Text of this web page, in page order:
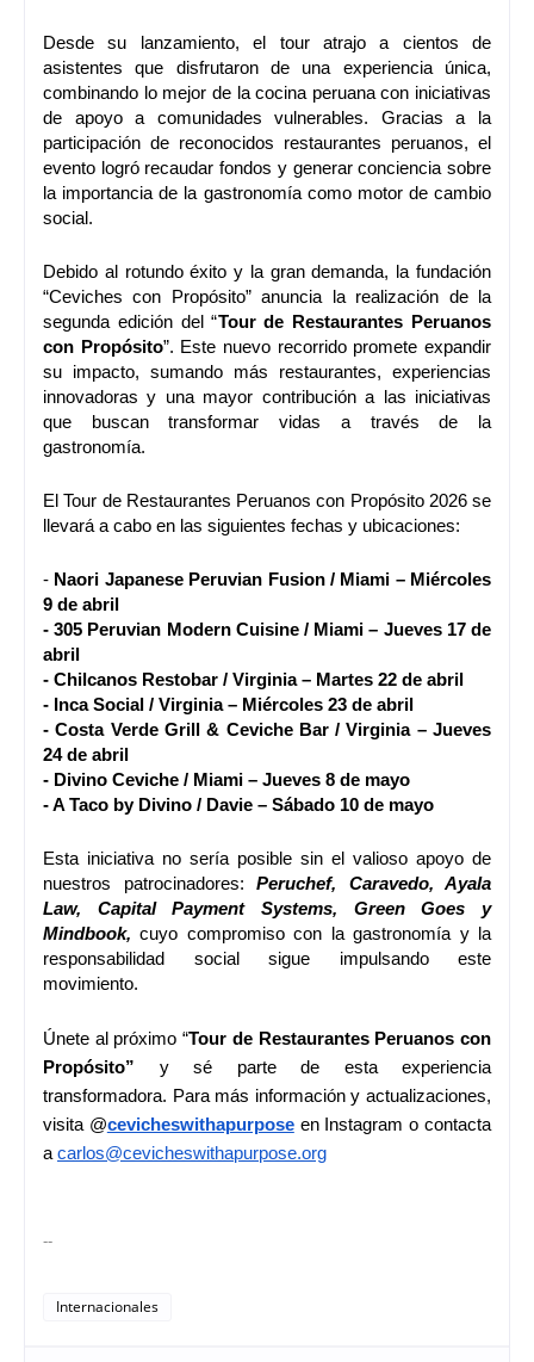
Desde su lanzamiento, el tour atrajo a cientos de
asistentes que disfrutaron de una experiencia única,
combinando lo mejor de la cocina peruana con iniciativas
de apoyo a comunidades vulnerables. Gracias a la
participación de reconocidos restaurantes peruanos, el
evento logró recaudar fondos y generar conciencia sobre
la importancia de la gastronomía como motor de cambio
social.
Debido al rotundo éxito y la gran demanda, la fundación
“Ceviches con Propósito” anuncia la realización de la
segunda edición del “Tour de Restaurantes Peruanos
con Propósito”. Este nuevo recorrido promete expandir
su impacto, sumando más restaurantes, experiencias
innovadoras y una mayor contribución a las iniciativas
que buscan transformar vidas a través de la
gastronomía.
El Tour de Restaurantes Peruanos con Propósito 2026 se
llevará a cabo en las siguientes fechas y ubicaciones:
- Naori Japanese Peruvian Fusion / Miami – Miércoles
9 de abril
- 305 Peruvian Modern Cuisine / Miami – Jueves 17 de
abril
- Chilcanos Restobar / Virginia – Martes 22 de abril
- Inca Social / Virginia – Miércoles 23 de abril
- Costa Verde Grill & Ceviche Bar / Virginia – Jueves
24 de abril
- Divino Ceviche / Miami – Jueves 8 de mayo
- A Taco by Divino / Davie – Sábado 10 de mayo
Esta iniciativa no sería posible sin el valioso apoyo de
nuestros patrocinadores: Peruchef, Caravedo, Ayala
Law, Capital Payment Systems, Green Goes y
Mindbook,cuyo compromiso con la gastronomía y la
responsabilidad social sigue impulsando este
movimiento.
Únete al próximo “Tour de Restaurantes Peruanos con
Propósito” y sé parte de esta experiencia
transformadora. Para más información y actualizaciones,
visita @cevicheswithapurposeen Instagram o contacta
a carlos@cevicheswithapurpose.org
--
Internacionales